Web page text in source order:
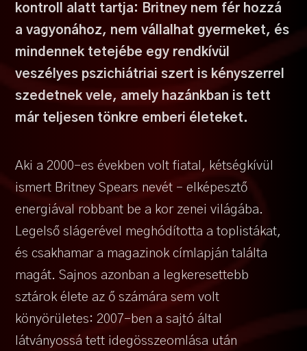
kontroll alatt tartja: Britney nem fér hozzá
a vagyonához, nem vállalhat gyermeket, és
mindennek tetejébe egy rendkívül
veszélyes pszichiátriai szert is kényszerrel
szedetnek vele, amely hazánkban is tett
már teljesen tönkre emberi életeket.
Aki a 2000-es években volt fiatal, kétségkívül
ismert Britney Spears nevét – elképesztő
energiával robbant be a kor zenei világába.
Legelső slágerével meghódította a toplistákat,
és csakhamar a magazinok címlapján találta
magát. Sajnos azonban a legkeresettebb
sztárok élete az ő számára sem volt
könyörületes: 2007-ben a sajtó által
látványossá tett idegösszeomlása után